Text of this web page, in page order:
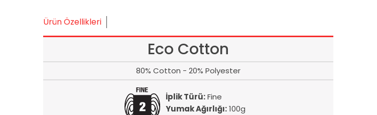
Ürün Özellikleri
Eco Cotton
80% Cotton - 20% Polyester
İplik Türü:Fine
Yumak Ağırlığı:100g